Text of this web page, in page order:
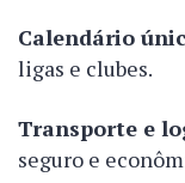
Calendário
ligas e clubes.
Transporte e
seguro e